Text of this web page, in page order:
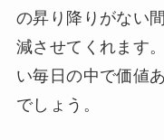
の昇り降りがない
減させてくれます
い毎日の中で価値
でしょう。